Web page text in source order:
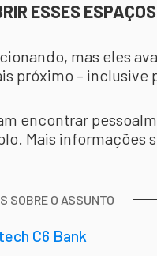
ESSES
mas eles
próximo – inclusive
encontrar
Mais informações
SOBRE O ASSUNTO
C6 Bank